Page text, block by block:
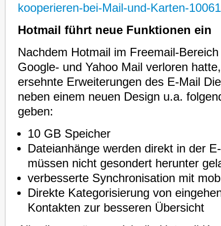
kooperieren-bei-Mail-und-Karten-
Hotmail führt neue Funktionen ein
Nachdem Hotmail im Freemail-
Google- und Yahoo Mail verloren
ersehnte Erweiterungen des E-Mail
neben einem neuen Design u.a.
geben:
10 GB Speicher
Dateianhänge werden direkt in der
müssen nicht gesondert herunter
verbesserte Synchronisation mit
Direkte Kategorisierung von
Kontakten zur besseren Übersicht